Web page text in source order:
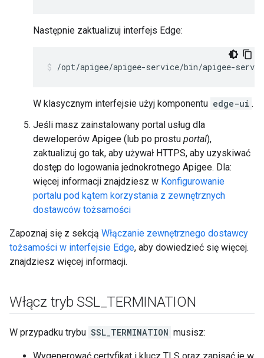
Następnie zaktualizuj interfejs Edge:
/opt/apigee/apigee-service/bin/apigee-
W klasycznym interfejsie użyj komponentu edge-ui .
Jeśli masz zainstalowany portal usług dla
deweloperów Apigee (lub po prostu portal),
zaktualizuj go tak, aby używał HTTPS, aby uzyskiwać
dostęp do logowania jednokrotnego Apigee. Dla:
więcej informacji znajdziesz w Konfigurowanie
portalu pod kątem korzystania z zewnętrznych
dostawców tożsamości
Zapoznaj się z sekcją Włączanie zewnętrznego dostawcy
tożsamości w interfejsie Edge, aby dowiedzieć się więcej.
znajdziesz więcej informacji.
Włącz tryb SSL_TERMINATION
W przypadku trybu SSL_TERMINATION musisz: